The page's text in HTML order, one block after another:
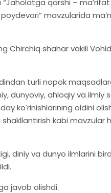
qarshi – maʼrifat
mavzularida
Chirchiq shahar vakili
turli nopok
dunyoviy, ahloqiy va ilmiy
koʻrinishlarining oldini
kabi mavzular
diniy va dunyo ilmlarini
javob olishdi.